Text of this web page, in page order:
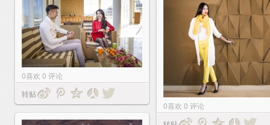
0喜欢 0 评论
转贴
0喜欢 0 评论